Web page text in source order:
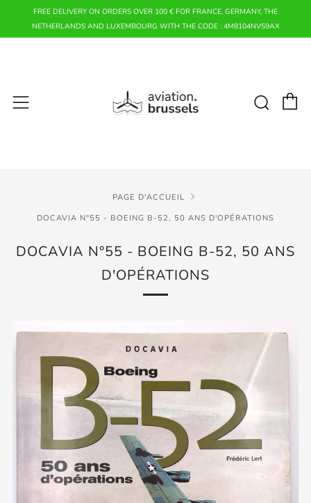
FREE DELIVERY ON ORDERS OVER 100 € FOR FRANCE, GERMANY, THE
NETHERLANDS AND LUXEMBOURG WITH THE CODE : 4M8104NVS9AX
Menu
PAGE D'ACCUEIL
DOCAVIA N°55 - BOEING B-52, 50 ANS D'OPÉRATIONS
DOCAVIA N°55 - BOEING B-52, 50 ANS
D'OPÉRATIONS